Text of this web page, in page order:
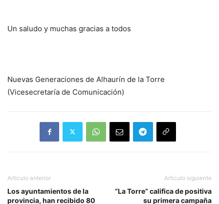
Un saludo y muchas gracias a todos
Nuevas Generaciones de Alhaurín de la Torre
(Vicesecretaría de Comunicación)
Artículo anterior
Los ayuntamientos de la
provincia, han recibido 80
Artículo siguiente
“La Torre” califica de positiva
su primera campaña